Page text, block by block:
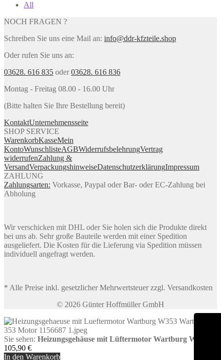
All
NOCH FRAGEN ?
Schreiben Sie uns eine Mail an: info@ddr-kfzteile.shop
Oder rufen Sie uns an:
03628. 616 835 oder03628. 616 836
Montag - Freitag 08.00 - 16.00 Uhr
(Bitte halten Sie Ihre Bestellung bereit)
KontaktUnternehmensseite
SHOP SERVICE
WarenkorbKasseMein
KontoWunschlisteAGBWiderrufsbelehrungVertrag
widerrufenZahlung &
VersandVerpackungshinweiseDatenschutzerklärungImpressum
ZAHLUNG
Zahlungsarten: Vorkasse, Paypal oder Bar- oder EC-Zahlung bei
Abholung
Wir verschicken mit DHL oder Sie holen sich die Produkte direkt
bei uns ab. Sehr große Bauteile werden mit einer Spedition
ausgeliefert. Die Kosten für die Lieferung via Spedition müssen
individuell angefragt werden.
* Alle Preise inkl. gesetzlicher Mehrwertsteuer zzgl. Versandkosten
© 2026 Günter Hoffmüller GmbH
Sie sehen: Heizungsgehäuse mit Lüftermotor Wartburg W353
105,90 €
In den Warenkorb